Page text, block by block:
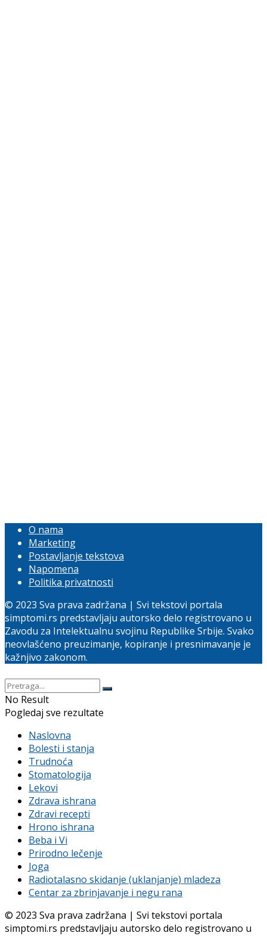
O nama
Marketing
Postavljanje tekstova
Napomena
Politika privatnosti
© 2023 Sva prava zadržana | Svi tekstovi portala
simptomi.rs predstavljaju autorsko delo registrovano u
Zavodu za Intelektualnu svojinu Republike Srbije. Svako
neovlašćeno preuzimanje, kopiranje i presnimavanje je
kažnjivo zakonom.
No Result
Pogledaj sve rezultate
Naslovna
Bolesti i stanja
Trudnoća
Stomatologija
Lekovi
Zdrava ishrana
Zdravi recepti
Hrono ishrana
Beba i Vi
Prirodno lečenje
Joga
Radiotalasno skidanje (uklanjanje) mladeza
Centar za zbrinjavanje i negu rana
© 2023 Sva prava zadržana | Svi tekstovi portala
simptomi.rs predstavljaju autorsko delo registrovano u